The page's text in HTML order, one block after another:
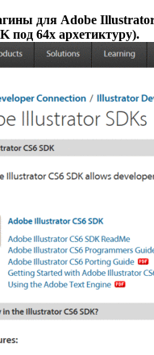
для Adobe
под 64x архетиктуру).